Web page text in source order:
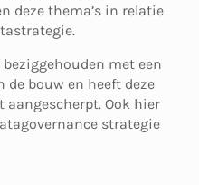
deze thema’s in relatie
met een
de bouw en heeft deze
Ook hier
strategie